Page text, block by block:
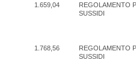
1.659,04
REGOLAMENTO
SUSSIDI
1.768,56
REGOLAMENTO
SUSSIDI